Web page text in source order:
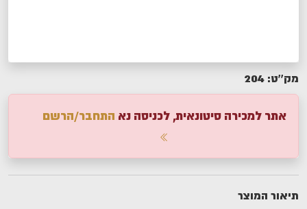
מק''ט: 204
אתר למכירה סיטונאית, לכניסה נא התחבר/הרשם
תיאור המוצר